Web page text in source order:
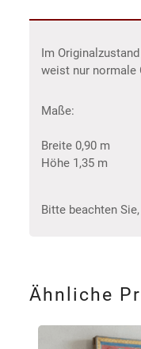
Im
weist nur normale
Maße:
Breite 0,90 m
Höhe 1,35 m
Bitte beachten
Ähnliche